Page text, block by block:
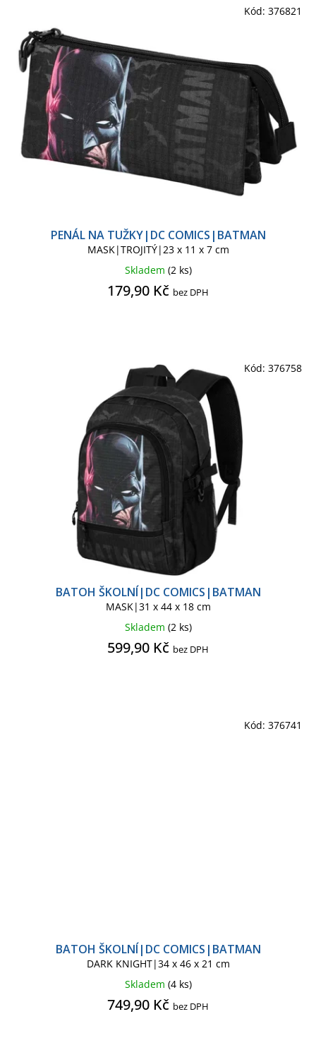
PENÁL NA TUŽKY|DC COMICS|BATMAN
MASK|TROJITÝ|23 x 11 x 7 cm
Skladem (2 ks)
179,90 Kč bez DPH
Kód: 376821
BATOH ŠKOLNÍ|DC COMICS|BATMAN
MASK|31 x 44 x 18 cm
Skladem (2 ks)
599,90 Kč bez DPH
Kód: 376758
BATOH ŠKOLNÍ|DC COMICS|BATMAN
DARK KNIGHT|34 x 46 x 21 cm
Skladem (4 ks)
749,90 Kč bez DPH
Kód: 376741